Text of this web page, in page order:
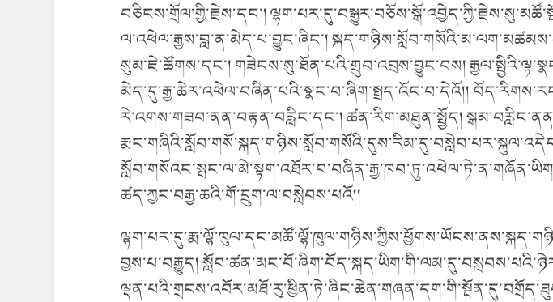
བཅིངས་གྲོལ་གྱི་རྗེས་དང་།
ལ་འཕེལ་རྒྱས་བླ་ན་མེད་པ་བྱུང་ཞིང་།
སུམ་ཇེ་ཚོགས་དང་། གཟེངས་སུ་ཐོན་པའི་གྲུབ་འབྲས་བྱུང་བས།
མེད་དུ་རྒྱ་ཆེར་འཕེལ་བཞིན་པའི་སྣང་བ་ཞིག་སྤྲད་འོང་བ་དེའོ།།
རེ་འགས་གཟབ་ནན་བརྟན་བརླིང་དང་། ཚན་རིག་མཐུན་སྤྱོད།
ཚད་ཀྱང་བརྒྱ་ཆའི་གོ་དྲུག་ལ་བསླེབས་པའོ།།
བྱས་པ་བརྒྱུད།